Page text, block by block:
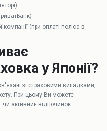
(при оплаті поліса в
у Японії?
зі страховими випадками,
При цьому Ви можете
чи активний відпочинок!